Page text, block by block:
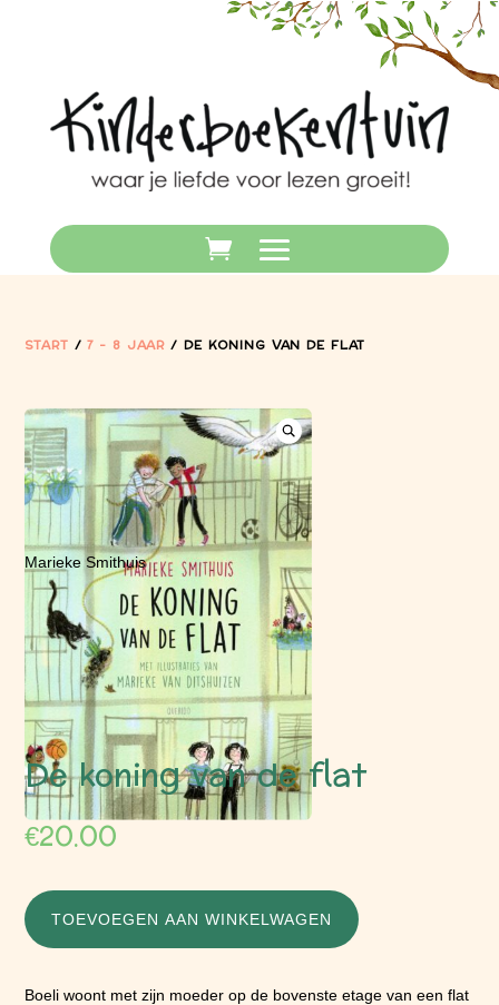
START /7 - 8 JAAR / DE KONING VAN DE FLAT
Marieke Smithuis
De koning van de flat
€20.00
TOEVOEGEN AAN WINKELWAGEN
Boeli woont met zijn moeder op de bovenste etage van een flat